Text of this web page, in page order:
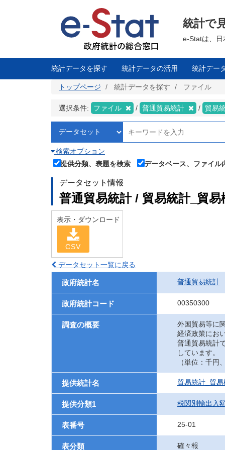
に
統計で
e-Statは、日
統計データを探す 統計データの活用 統計デー
トップページ 統計データを探す ファイル
選択条件: ファイル 普通貿易統計 貿易
検索オプション
提供分類、表題を検索
データベース、ファイル
データセット情報
普通貿易統計 / 貿易統計_貿
表示・ダウンロード
CSV
データセット一覧に戻る
政府統計名 普通貿易統計
政府統計コード 00350300
調査の概要
外国貿易等に
経済政策にお
普通貿易統計
しています。
（単位：千円
提供統計名 貿易統計_貿
提供分類1 税関別輸出入
表番号 25-01
表分類 確々報